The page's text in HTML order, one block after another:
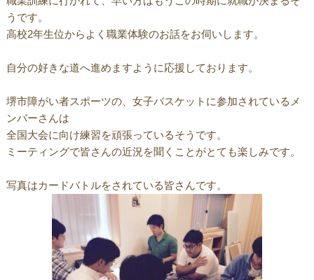
うです。
高校2年生位からよく職業体験のお話をお伺いします。
自分の好きな道へ進めますように応援しております。
堺市障がい者スポーツの、女子バスケットに参加されているメ
ンバーさんは
全国大会に向け練習を頑張っているそうです。
ミーティングで皆さんの近況を聞くことがとても楽しみです。
写真はカードバトルをされている皆さんです。